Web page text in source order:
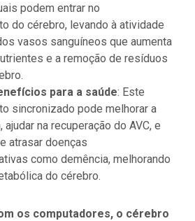
podem entrar no
do cérebro, levando à atividade
vasos sanguíneos que aumenta
e a remoção de resíduos
para a saúde: Este
sincronizado pode melhorar a
na recuperação do AVC, e
atrasar doenças
como demência, melhorando
do cérebro.
os computadores, o cérebro